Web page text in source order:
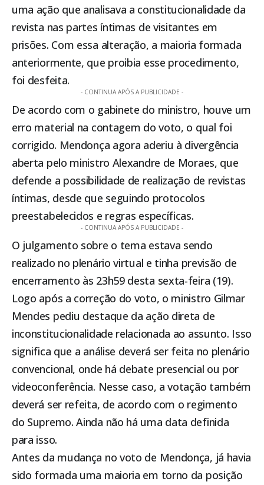
uma ação que analisava a constitucionalidade da
revista nas partes íntimas de visitantes em
prisões. Com essa alteração, a maioria formada
anteriormente, que proibia esse procedimento,
foi desfeita.
- CONTINUA APÓS A PUBLICIDADE -
De acordo com o gabinete do ministro, houve um
erro material na contagem do voto, o qual foi
corrigido. Mendonça agora aderiu à divergência
aberta pelo ministro Alexandre de Moraes, que
defende a possibilidade de realização de revistas
íntimas, desde que seguindo protocolos
preestabelecidos e regras específicas.
- CONTINUA APÓS A PUBLICIDADE -
O julgamento sobre o tema estava sendo
realizado no plenário virtual e tinha previsão de
encerramento às 23h59 desta sexta-feira (19).
Logo após a correção do voto, o ministro Gilmar
Mendes pediu destaque da ação direta de
inconstitucionalidade relacionada ao assunto. Isso
significa que a análise deverá ser feita no plenário
convencional, onde há debate presencial ou por
videoconferência. Nesse caso, a votação também
deverá ser refeita, de acordo com o regimento
do Supremo. Ainda não há uma data definida
para isso.
Antes da mudança no voto de Mendonça, já havia
sido formada uma maioria em torno da posição